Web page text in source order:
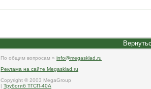
По общим вопросам » info@megasklad.ru
Реклама на сайте Megasklad.ru
Copyright © 2003 MegaGroup
| Трубогиб ТГСП-40А